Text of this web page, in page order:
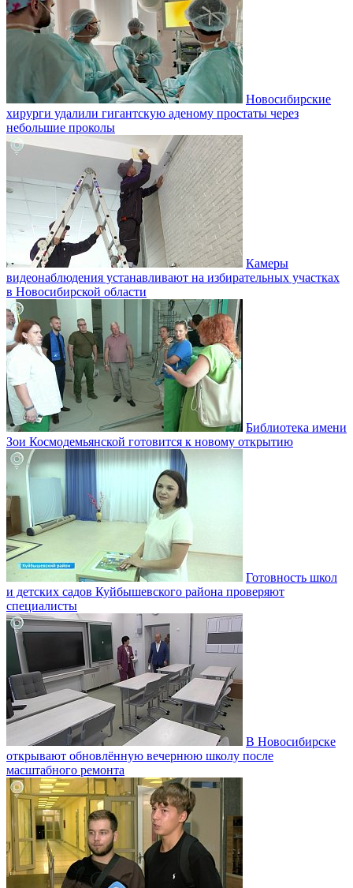
Новосибирские
хирурги удалили гигантскую аденому простаты через
небольшие проколы
Камеры
видеонаблюдения устанавливают на избирательных участках
в Новосибирской области
Библиотека имени
Зои Космодемьянской готовится к новому открытию
Готовность школ
и детских садов Куйбышевского района проверяют
специалисты
В Новосибирске
открывают обновлённую вечернюю школу после
масштабного ремонта